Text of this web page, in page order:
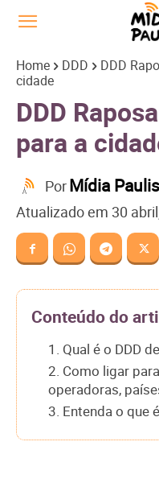
Home DDD
DDD
cidade
DDD
para a
PorMídia
Atualizado em 30
Conteúdo do
1. Qual é o DDD
2. Como ligar
operadoras,
3. Entenda o que